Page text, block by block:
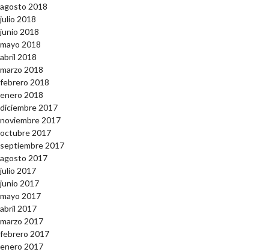
agosto 2018
julio 2018
junio 2018
mayo 2018
abril 2018
marzo 2018
febrero 2018
enero 2018
diciembre 2017
noviembre 2017
octubre 2017
septiembre 2017
agosto 2017
julio 2017
junio 2017
mayo 2017
abril 2017
marzo 2017
febrero 2017
enero 2017